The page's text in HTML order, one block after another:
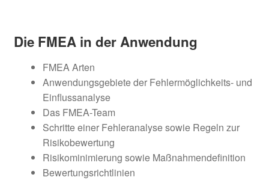
Die FMEA in der Anwendung
FMEA Arten
Anwendungsgebiete der Fehlermöglichkeits- und
Einflussanalyse
Das FMEA-Team
Schritte einer Fehleranalyse sowie Regeln zur
Risikobewertung
Risikominimierung sowie Maßnahmendefinition
Bewertungsrichtlinien